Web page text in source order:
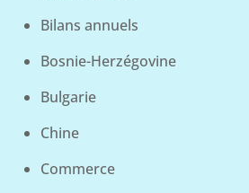
Bilans annuels
Bosnie-Herzégovine
Bulgarie
Chine
Commerce